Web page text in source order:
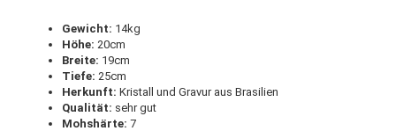
Gewicht: 14kg
Höhe: 20cm
Breite: 19cm
Tiefe: 25cm
Herkunft: Kristall und Gravur aus Brasilien
Qualität: sehr gut
Mohshärte: 7